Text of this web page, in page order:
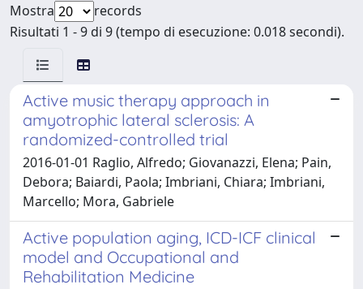
Mostra
records
Risultati 1 - 9 di 9 (tempo di esecuzione: 0.018 secondi).
Active music therapy approach in
amyotrophic lateral sclerosis: A
randomized-controlled trial
2016-01-01 Raglio, Alfredo; Giovanazzi, Elena; Pain,
Debora; Baiardi, Paola; Imbriani, Chiara; Imbriani,
Marcello; Mora, Gabriele
Active population aging, ICD-ICF clinical
model and Occupational and
Rehabilitation Medicine